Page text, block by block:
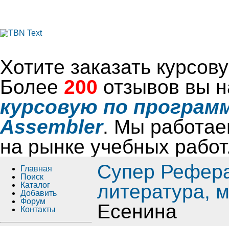
Хотите заказать
Более 200 отзывов вы
курсовую по
Assembler. Мы
на рынке учебных
Супер
литература,
Есенина
Главная
Поиск
Каталог
Добавить
Форум
Контакты